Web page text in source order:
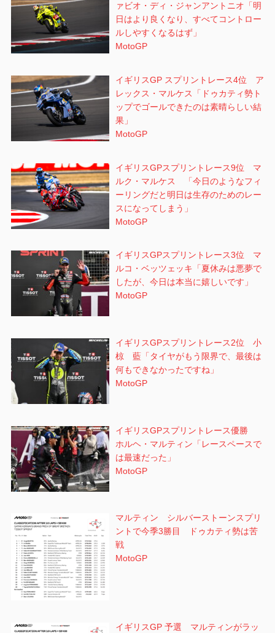
ァビオ・ディ・ジャンアントニオ「明
日はより良くなり、すべてコントロー
ルしやすくなるはず」
MotoGP
イギリスGP スプリントレース4位 ア
レックス・マルケス「ドゥカティ勢ト
ップでゴールできたのは素晴らしい結
果」
MotoGP
イギリスGPスプリントレース9位 マ
ルク・マルケス 「今日のようなフィ
ーリングだと明日は生存のためのレー
スになってしまう」
MotoGP
イギリスGPスプリントレース3位 マ
ルコ・ベッツェッキ「夏休みは悪夢で
したが、今日は本当に嬉しいです」
MotoGP
イギリスGPスプリントレース2位 小
椋 藍「タイヤがもう限界で、最後は
何もできなかったですね」
MotoGP
イギリスGPスプリントレース優勝
ホルヘ・マルティン「レースペースで
は最速だった」
MotoGP
マルティン シルバーストーンスプリ
ントで今季3勝目 ドゥカティ勢は苦
戦
MotoGP
イギリスGP 予選 マルティンがラッ